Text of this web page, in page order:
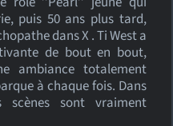
puis 50 ans plus tard,
dans X . Ti West a
de bout en bout,
ambiance totalement
à chaque fois. Dans
scènes sont vraiment